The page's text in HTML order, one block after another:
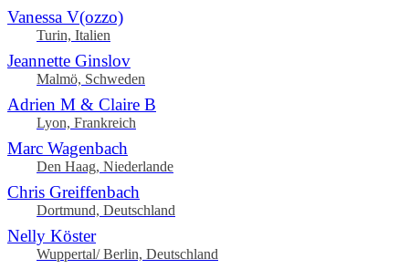
Vanessa V(ozzo)
Turin, Italien
Jeannette Ginslov
Malmö, Schweden
Adrien M & Claire B
Lyon, Frankreich
Marc Wagenbach
Den Haag, Niederlande
Chris Greiffenbach
Dortmund, Deutschland
Nelly Köster
Wuppertal/ Berlin, Deutschland